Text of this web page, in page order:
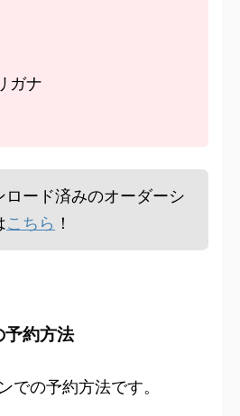
ガナ
ロード済みのオーダーシ
こちら ！
予約方法
での予約方法です。